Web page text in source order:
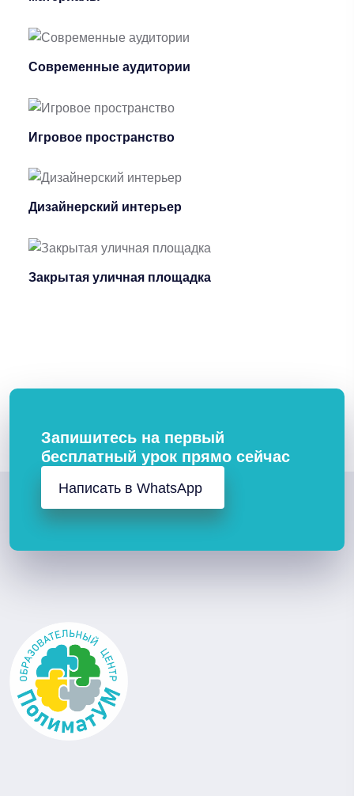
Современные аудитории
Игровое пространство
Дизайнерский интерьер
Закрытая уличная площадка
Запишитесь на первый
бесплатный урок прямо сейчас
Написать в WhatsApp